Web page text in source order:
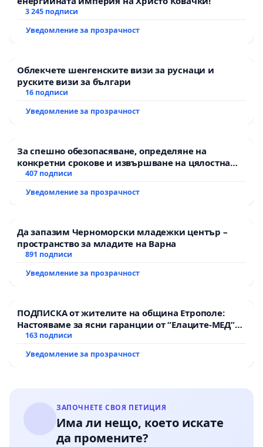
3 245 подписи
Уведомление за прозрачност
Облекчете шенгенските визи за руснаци и
руските визи за българи
16 подписи
Уведомление за прозрачност
За спешно обезопасяване, определяне на
конкретни срокове и извършване на цялостна
рехабилитация на републиканския път между
Мирово - к.к. Момин проход
407 подписи
Уведомление за прозрачност
Да запазим Черноморски младежки център –
пространство за младите на Варна
891 подписи
Уведомление за прозрачност
ПОДПИСКА от жителите на община Етрополе:
Настояваме за ясни гаранции от “Елаците-МЕД”
АД и от държавата, че ще се изпълнят всички
163 подписи
Уведомление за прозрачност
ЗАПОЧНЕТЕ СВОЯ ПЕТИЦИЯ
Има ли нещо, което искате
да промените?